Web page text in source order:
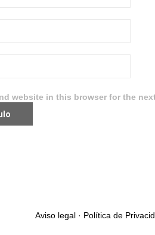
website in this browser for the
Aviso legal· Política de